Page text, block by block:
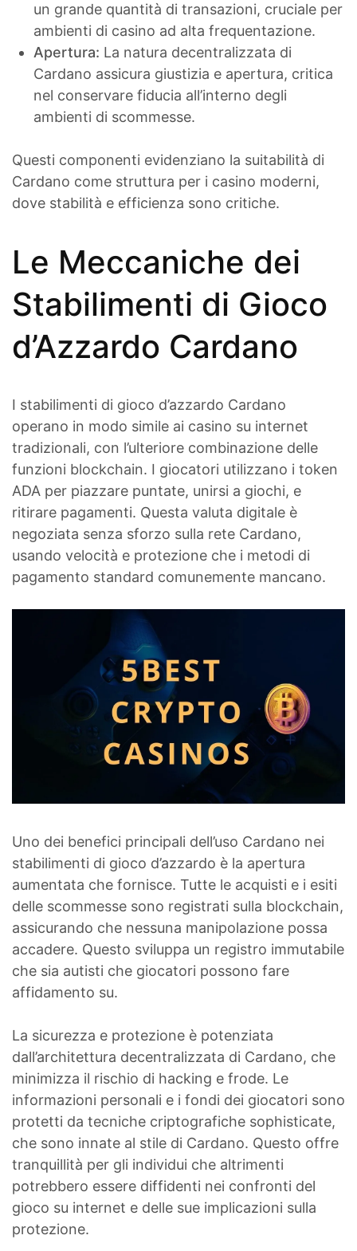
un grande quantità di transazioni, cruciale per
ambienti di casino ad alta frequentazione.
Apertura: La natura decentralizzata di
Cardano assicura giustizia e apertura, critica
nel conservare fiducia all’interno degli
ambienti di scommesse.
Questi componenti evidenziano la suitabilità di
Cardano come struttura per i casino moderni,
dove stabilità e efficienza sono critiche.
Le Meccaniche dei
Stabilimenti di Gioco
d’Azzardo Cardano
I stabilimenti di gioco d’azzardo Cardano
operano in modo simile ai casino su internet
tradizionali, con l’ulteriore combinazione delle
funzioni blockchain. I giocatori utilizzano i token
ADA per piazzare puntate, unirsi a giochi, e
ritirare pagamenti. Questa valuta digitale è
negoziata senza sforzo sulla rete Cardano,
usando velocità e protezione che i metodi di
pagamento standard comunemente mancano.
Uno dei benefici principali dell’uso Cardano nei
stabilimenti di gioco d’azzardo è la apertura
aumentata che fornisce. Tutte le acquisti e i esiti
delle scommesse sono registrati sulla blockchain,
assicurando che nessuna manipolazione possa
accadere. Questo sviluppa un registro immutabile
che sia autisti che giocatori possono fare
affidamento su.
La sicurezza e protezione è potenziata
dall’architettura decentralizzata di Cardano, che
minimizza il rischio di hacking e frode. Le
informazioni personali e i fondi dei giocatori sono
protetti da tecniche criptografiche sophisticate,
che sono innate al stile di Cardano. Questo offre
tranquillità per gli individui che altrimenti
potrebbero essere diffidenti nei confronti del
gioco su internet e delle sue implicazioni sulla
protezione.